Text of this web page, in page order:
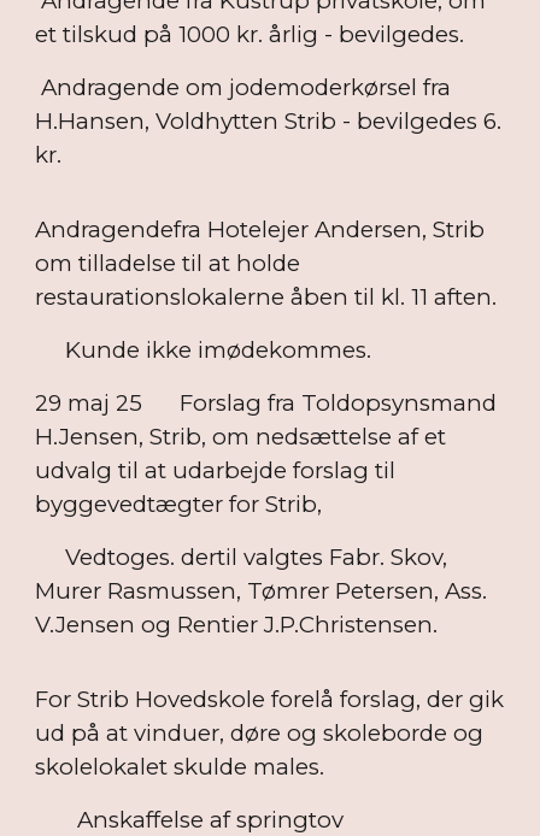
et tilskud på 1000 kr. årlig - bevilgedes.
Andragende om jodemoderkørsel fra
H.Hansen, Voldhytten Strib - bevilgedes 6.
kr.
Andragendefra Hotelejer Andersen, Strib
om tilladelse til at holde
restaurationslokalerne åben til kl. 11 aften.
Kunde ikke imødekommes.
29 maj 25
Forslag fra Toldopsynsmand
H.Jensen, Strib, om nedsættelse af et
udvalg til at udarbejde forslag til
byggevedtægter for Strib,
Vedtoges. dertil valgtes Fabr. Skov,
Murer Rasmussen, Tømrer Petersen, Ass.
V.Jensen og Rentier J.P.Christensen.
For Strib Hovedskole forelå forslag, der gik
ud på at vinduer, døre og skoleborde og
skolelokalet skulde males.
Anskaffelse af springtov